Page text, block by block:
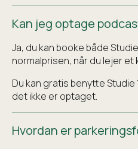
Kan jeg optage
Ja, du kan booke både
normalprisen, når du lejer et
Du kan gratis benytte Studie
det ikke er optaget.
Hvordan er